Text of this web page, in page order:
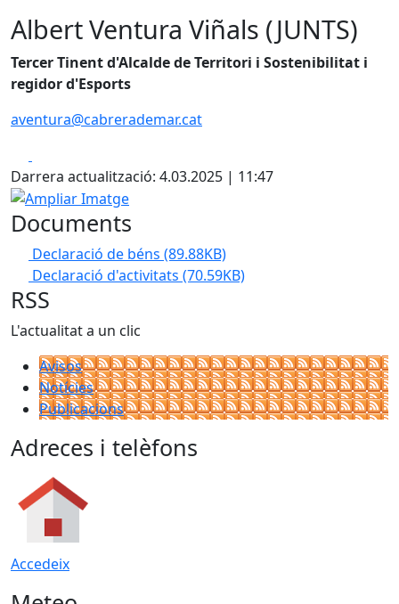
Albert Ventura Viñals (JUNTS)
Tercer Tinent d'Alcalde de Territori i Sostenibilitat i
regidor d'Esports
aventura@cabrerademar.cat
Darrera actualització: 4.03.2025 | 11:47
Ampliar Imatge
Documents
Declaració de béns (89.88KB)
Declaració d'activitats (70.59KB)
RSS
L'actualitat a un clic
Avisos
Notícies
Publicacions
Adreces i telèfons
Accedeix